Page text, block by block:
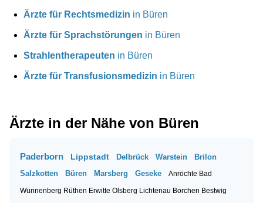
Ärzte für Rechtsmedizin in Büren
Ärzte für Sprachstörungen in Büren
Strahlentherapeuten in Büren
Ärzte für Transfusionsmedizin in Büren
Ärzte in der Nähe von Büren
Paderborn Lippstadt Delbrück Warstein
Brilon
Salzkotten
Büren Marsberg Geseke Anröchte Bad
Wünnenberg Rüthen Erwitte Olsberg Lichtenau Borchen Bestwig